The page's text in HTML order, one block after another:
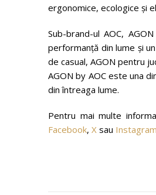
ergonomice, ecologice și
Sub-brand-ul AOC,
performanță din lume și
de casual, AGON pentru
AGON by AOC este una
din întreaga lume.
Pentru mai multe
Facebook, X sau Instagram